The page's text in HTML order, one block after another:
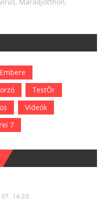
TestŐr
Videók
7
14:20